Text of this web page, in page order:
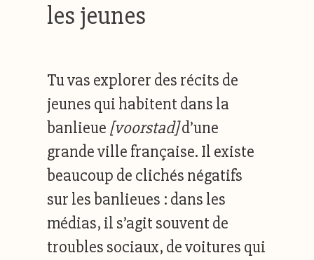
les jeunes
Tu vas explorer des récits de
jeunes qui habitent dans la
banlieue [voorstad]d’une
grande ville française. Il existe
beaucoup de clichés négatifs
sur les banlieues : dans les
médias, il s’agit souvent de
troubles sociaux, de voitures qui